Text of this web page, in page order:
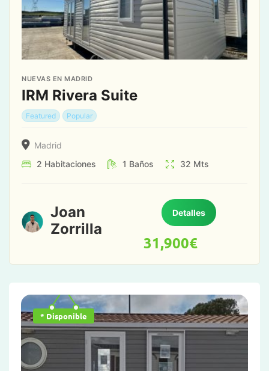
NUEVAS EN MADRID
IRM Rivera Suite
Featured Popular
Madrid
2 Habitaciones 1 Baños 32 Mts
Joan
Zorrilla
Detalles
31,900€
* Disponible